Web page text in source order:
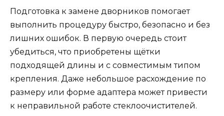
Подготовка к замене дворников помогает
выполнить процедуру быстро, безопасно и без
лишних ошибок. В первую очередь стоит
убедиться, что приобретены щётки
подходящей длины и с совместимым типом
крепления. Даже небольшое расхождение по
размеру или форме адаптера может привести
к неправильной работе стеклоочистителей.